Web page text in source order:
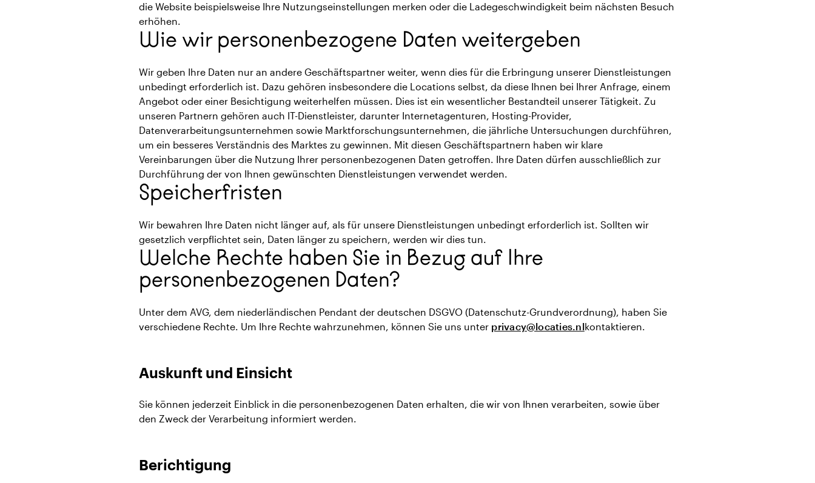
die Website beispielsweise Ihre Nutzungseinstellungen merken oder die Ladegeschwindigkeit beim nächsten Besuch
erhöhen.
Wie wir personenbezogene Daten weitergeben
Wir geben Ihre Daten nur an andere Geschäftspartner weiter, wenn dies für die Erbringung unserer Dienstleistungen
unbedingt erforderlich ist. Dazu gehören insbesondere die Locations selbst, da diese Ihnen bei Ihrer Anfrage, einem
Angebot oder einer Besichtigung weiterhelfen müssen. Dies ist ein wesentlicher Bestandteil unserer Tätigkeit. Zu
unseren Partnern gehören auch IT-Dienstleister, darunter Internetagenturen, Hosting-Provider,
Datenverarbeitungsunternehmen sowie Marktforschungsunternehmen, die jährliche Untersuchungen durchführen,
um ein besseres Verständnis des Marktes zu gewinnen. Mit diesen Geschäftspartnern haben wir klare
Vereinbarungen über die Nutzung Ihrer personenbezogenen Daten getroffen. Ihre Daten dürfen ausschließlich zur
Durchführung der von Ihnen gewünschten Dienstleistungen verwendet werden.
Speicherfristen
Wir bewahren Ihre Daten nicht länger auf, als für unsere Dienstleistungen unbedingt erforderlich ist. Sollten wir
gesetzlich verpflichtet sein, Daten länger zu speichern, werden wir dies tun.
Welche Rechte haben Sie in Bezug auf Ihre
personenbezogenen Daten?
Unter dem AVG, dem niederländischen Pendant der deutschen DSGVO (Datenschutz-Grundverordnung), haben Sie
verschiedene Rechte. Um Ihre Rechte wahrzunehmen, können Sie uns unter privacy@locaties.nlkontaktieren.
Auskunft und Einsicht
Sie können jederzeit Einblick in die personenbezogenen Daten erhalten, die wir von Ihnen verarbeiten, sowie über
den Zweck der Verarbeitung informiert werden.
Berichtigung